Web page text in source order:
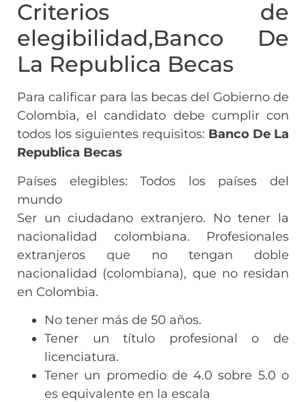
Criterios de
elegibilidad,Banco De
La Republica Becas
Para calificar para las becas del Gobierno de
Colombia, el candidato debe cumplir con
todos los siguientes requisitos: Banco De La
Republica Becas
Países elegibles: Todos los países del
mundo
Ser un ciudadano extranjero. No tener la
nacionalidad colombiana. Profesionales
extranjeros que no tengan doble
nacionalidad (colombiana), que no residan
en Colombia.
No tener más de 50 años.
Tener un título profesional o de
licenciatura.
Tener un promedio de 4.0 sobre 5.0 o
es equivalente en la escala